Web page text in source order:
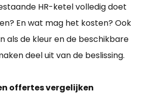
HR-ketel volledig doet
En wat mag het kosten? Ook
als de kleur en de beschikbare
deel uit van de beslissing.
offertes vergelijken